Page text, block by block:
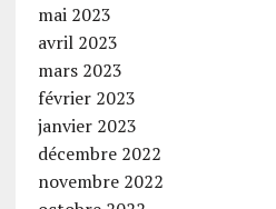
mai 2023
avril 2023
mars 2023
février 2023
janvier 2023
décembre 2022
novembre 2022